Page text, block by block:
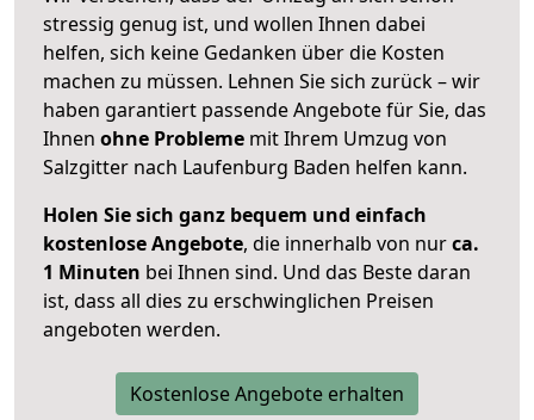
stressig genug ist, und wollen Ihnen dabei
helfen, sich keine Gedanken über die Kosten
machen zu müssen. Lehnen Sie sich zurück – wir
haben garantiert passende Angebote für Sie, das
Ihnen ohne Probleme mit Ihrem Umzug von
Salzgitter nach Laufenburg Baden helfen kann.
Holen Sie sich ganz bequem und einfach
kostenlose Angebote, die innerhalb von nurca.
1 Minuten bei Ihnen sind. Und das Beste daran
ist, dass all dies zu erschwinglichen Preisen
angeboten werden.
Kostenlose Angebote erhalten